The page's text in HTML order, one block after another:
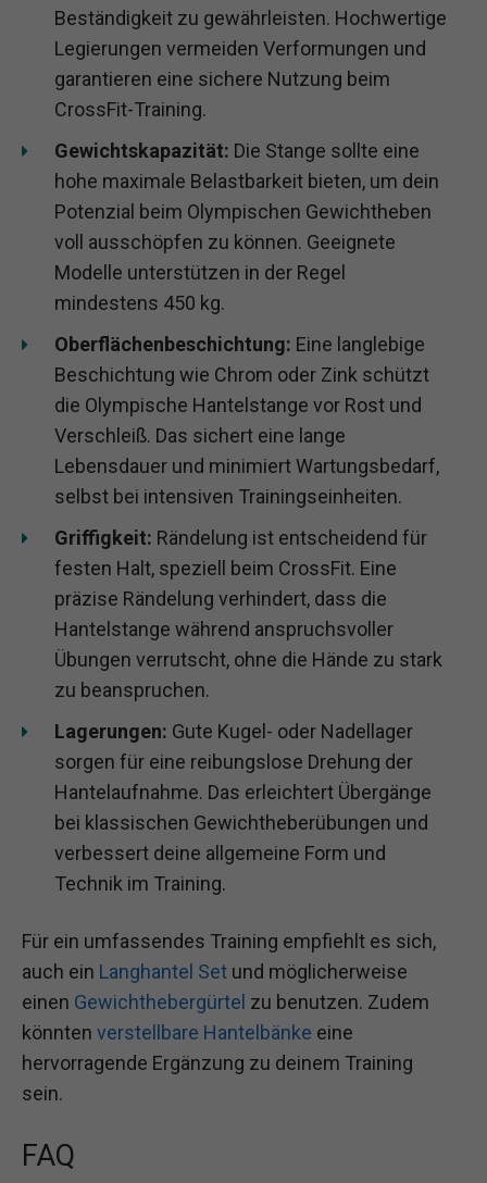
Beständigkeit zu gewährleisten. Hochwertige
Legierungen vermeiden Verformungen und
garantieren eine sichere Nutzung beim
CrossFit-Training.
Gewichtskapazität: Die Stange sollte eine
hohe maximale Belastbarkeit bieten, um dein
Potenzial beim Olympischen Gewichtheben
voll ausschöpfen zu können. Geeignete
Modelle unterstützen in der Regel
mindestens 450 kg.
Oberflächenbeschichtung: Eine langlebige
Beschichtung wie Chrom oder Zink schützt
die Olympische Hantelstange vor Rost und
Verschleiß. Das sichert eine lange
Lebensdauer und minimiert Wartungsbedarf,
selbst bei intensiven Trainingseinheiten.
Griffigkeit: Rändelung ist entscheidend für
festen Halt, speziell beim CrossFit. Eine
präzise Rändelung verhindert, dass die
Hantelstange während anspruchsvoller
Übungen verrutscht, ohne die Hände zu stark
zu beanspruchen.
Lagerungen: Gute Kugel- oder Nadellager
sorgen für eine reibungslose Drehung der
Hantelaufnahme. Das erleichtert Übergänge
bei klassischen Gewichtheberübungen und
verbessert deine allgemeine Form und
Technik im Training.
Für ein umfassendes Training empfiehlt es sich,
auch ein Langhantel Set und möglicherweise
einen Gewichthebergürtel zu benutzen. Zudem
könnten verstellbare Hantelbänke eine
hervorragende Ergänzung zu deinem Training
sein.
FAQ